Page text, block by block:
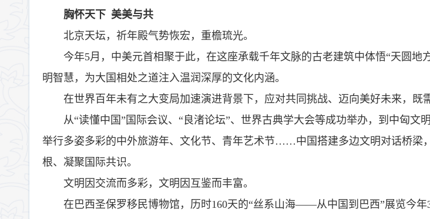
胸怀天下 美美与共
北京天坛，祈年殿气势恢宏，重檐琉光。
今年5月，中美元首相聚于此，在这座承载千年文脉的古老建筑中体悟“天圆
明智慧，为大国相处之道注入温润深厚的文化内涵。
在世界百年未有之大变局加速演进背景下，应对共同挑战、迈向美好未来，既
从“读懂中国”国际会议、“良渚论坛”、世界古典学大会等成功举办，到中匈
举行多姿多彩的中外旅游年、文化节、青年艺术节……中国搭建多边文明对话桥梁
根、凝聚国际共识。
文明因交流而多彩，文明因互鉴而丰富。
在巴西圣保罗移民博物馆，历时160天的“丝系山海——从中国到巴西”展览今